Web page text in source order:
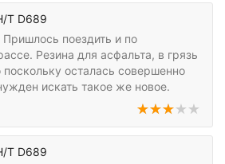
T D689
поездить и по
Резина для асфальта, в грязь
поскольку осталась совершенно
искать такое же новое.
T D689